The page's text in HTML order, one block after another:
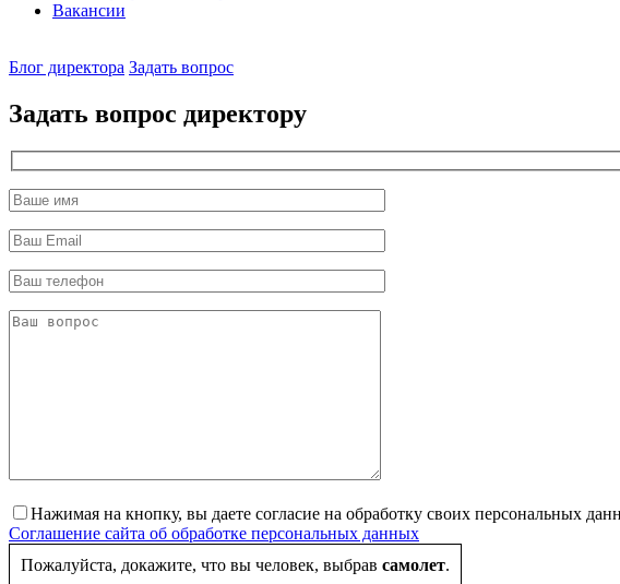
Вакансии
директор
Блог директора Задать вопрос
Задать вопрос директору
Нажимая на кнопку, вы даете согласие на обработку своих персональных
Соглашение сайта об обработке персональных данных
Пожалуйста, докажите, что вы человек, выбрав самолет.